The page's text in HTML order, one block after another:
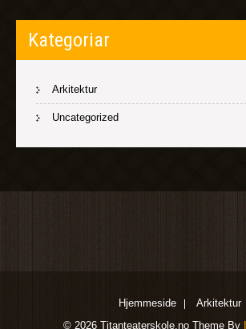
Kategoriar
Arkitektur
Uncategorized
Hjemmeside
Arkitektur
© 2026 Titanteaterskole.no Theme By